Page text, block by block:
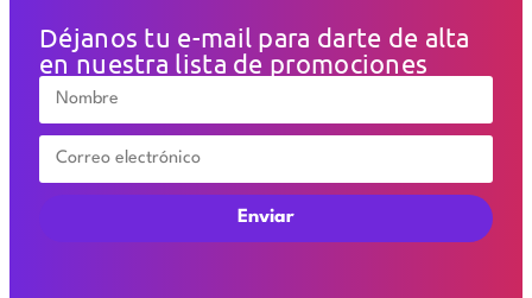
Déjanos tu e-mail para darte de alta
en nuestra lista de promociones
Enviar